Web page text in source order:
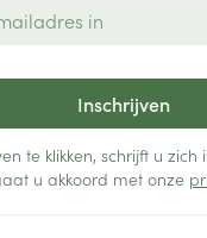
Inschrijven
te klikken, schrijft u zich
u akkoord met onze